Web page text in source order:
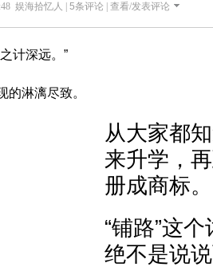
娱海拾忆人 | 5条评论 | 查看/发表评论
计深远。”
的淋漓尽致。
从大家都
来升学，
册成商标。
“铺路”这
绝不是说